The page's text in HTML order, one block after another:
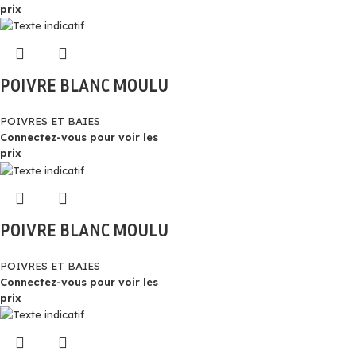
prix
POIVRE BLANC MOULU
POIVRES ET BAIES
Connectez-vous pour voir les
prix
POIVRE BLANC MOULU
POIVRES ET BAIES
Connectez-vous pour voir les
prix